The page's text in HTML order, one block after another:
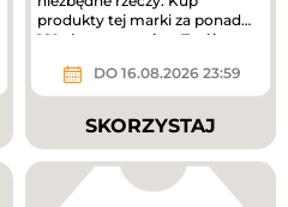
produkty tej marki za ponad
160 zł, a prezent jest Twój.
DO 16.08.2026 23:59
SKORZYSTAJ